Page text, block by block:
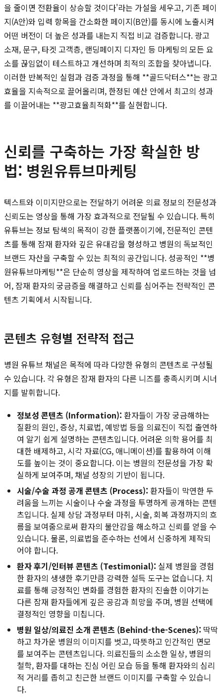
을 줄이면 전환율이 상승할 것이다'라는 가설을 세우고, 기존 페이
지(A안)와 입력 항목을 간소화한 페이지(B안)를 동시에 노출시켜
어떤 버전이 더 높은 성과를 내는지 직접 비교 검증합니다. 광고
소재, 문구, 타겟 고객층, 랜딩페이지 디자인 등 마케팅의 모든 요
소를 끊임없이 테스트하고 개선하며 최적의 조합을 찾아냅니다.
이러한 반복적인 실험과 검증 과정을 통해 **골드닥터스**는 광고
효율을 지속적으로 끌어올리며, 한정된 예산 안에서 최고의 성과
를 이끌어내는 **광고효율최적화**를 실현합니다.
신뢰를 구축하는 가장 확실한 방
법: 병원유튜브마케팅
텍스트와 이미지만으로는 전달하기 어려운 의료 정보의 전문성과
신뢰도는 영상을 통해 가장 효과적으로 전달될 수 있습니다. 특히
유튜브는 정보 탐색의 목적이 강한 플랫폼이기에, 전문적인 콘텐
츠를 통해 잠재 환자와 깊은 유대감을 형성하고 병원의 독보적인
브랜드 자산을 구축할 수 있는 최적의 공간입니다. 성공적인 **병
원유튜브마케팅**은 단순히 영상을 제작하여 업로드하는 것을 넘
어, 잠재 환자의 궁금증을 해결하고 신뢰를 심어주는 전략적인 콘
텐츠 기획에서 시작됩니다.
콘텐츠 유형별 전략적 접근
병원 유튜브 채널은 목적에 따라 다양한 유형의 콘텐츠로 구성될
수 있습니다. 각 유형은 잠재 환자의 다른 니즈를 충족시키며 시너
지를 발휘합니다.
정보성 콘텐츠 (Information): 환자들이 가장 궁금해하는
질환의 원인, 증상, 치료법, 예방법 등을 의료진이 직접 출연하
여 알기 쉽게 설명하는 콘텐츠입니다. 어려운 의학 용어를 최
대한 배제하고, 시각 자료(CG, 애니메이션)를 활용하여 이해
도를 높이는 것이 중요합니다. 이는 병원의 전문성을 가장 확
실하게 보여주며, 채널 성장의 기반이 됩니다.
시술/수술 과정 공개 콘텐츠 (Process): 환자들이 막연한 두
려움을 느끼는 시술이나 수술 과정을 투명하게 공개하는 콘텐
츠입니다. 실제 상담 과정부터 마취, 시술, 회복 과정까지의 흐
름을 보여줌으로써 환자의 불안감을 해소하고 신뢰를 얻을 수
있습니다. 물론, 의료법을 준수하는 선에서 신중하게 제작되
어야 합니다.
환자 후기/인터뷰 콘텐츠 (Testimonial): 실제 병원을 경험
한 환자의 생생한 후기만큼 강력한 설득 도구는 없습니다. 치
료를 통해 긍정적인 변화를 경험한 환자의 진솔한 이야기는
다른 잠재 환자들에게 깊은 공감과 희망을 주며, 병원 선택에
결정적인 영향을 미칩니다.
병원 일상/의료진 소개 콘텐츠 (Behind-the-Scenes): 딱딱
하고 차가운 병원의 이미지를 벗고, 따뜻하고 인간적인 면모
를 보여주는 콘텐츠입니다. 의료진들의 소소한 일상, 병원의
철학, 환자를 대하는 진심 어린 모습 등을 통해 환자와의 심리
적 거리를 좁히고 친근한 브랜드 이미지를 구축할 수 있습니
다.